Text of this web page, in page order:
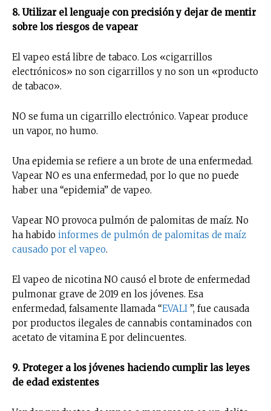
No te pierdas de las
últimas noticias
Suscríbete a nuestro boletín diario y
recibe todas las noticias del vapeo y la
reducción de daños en tu correo
Subscribe to our daily clipping and
receive all the news of vaping and
tobacco harm reduction in your email.
SUBSCRIBIRSE
8. Utilizar el lenguaje con precisión y dejar de mentir
sobre los riesgos de vapear
El vapeo está libre de tabaco. Los «cigarrillos
electrónicos» no son cigarrillos y no son un «producto
de tabaco».
NO se fuma un cigarrillo electrónico. Vapear produce
un vapor, no humo.
Una epidemia se refiere a un brote de una enfermedad.
Vapear NO es una enfermedad, por lo que no puede
haber una “epidemia” de vapeo.
Vapear NO provoca pulmón de palomitas de maíz. No
ha habido informes de pulmón de palomitas de maíz
causado por el vapeo.
El vapeo de nicotina NO causó el brote de enfermedad
pulmonar grave de 2019 en los jóvenes. Esa
enfermedad, falsamente llamada “EVALI ”, fue causada
por productos ilegales de cannabis contaminados con
acetato de vitamina E por delincuentes.
9. Proteger a los jóvenes haciendo cumplir las leyes
de edad existentes